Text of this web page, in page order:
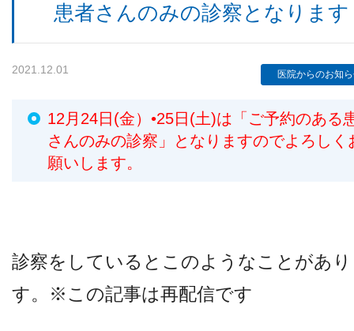
取り組み
検査機器のご紹介
診療内容
患者さんのみの診察となります
2021.12.01 医院からのお知
12月24日(金）•25日(土)は「ご予約のある
さんのみの診察」となりますのでよろしく
願いします。
診察をしているとこのようなことがあ
す。※この記事は再配信です